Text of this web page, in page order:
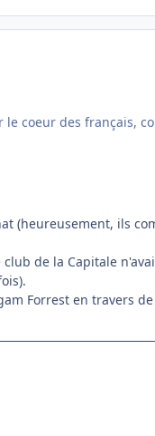
coeur des français,
(heureusement, ils
de la Capitale
Forrest en travers